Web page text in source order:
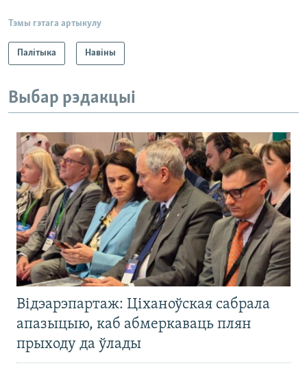
Тэмы гэтага артыкулу
Палітыка Навіны
Выбар рэдакцыі
Відэарэпартаж: Ціханоўская сабрала
апазыцыю, каб абмеркаваць плян
прыходу да ўлады